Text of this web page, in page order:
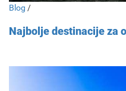
Blog /
Najbolje destinacije za